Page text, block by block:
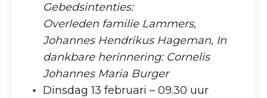
Gebedsintenties:
Overleden familie Lammers,
Johannes Hendrikus Hageman, In
dankbare herinnering: Cornelis
Johannes Maria Burger
Dinsdag 13 februari – 09.30 uur